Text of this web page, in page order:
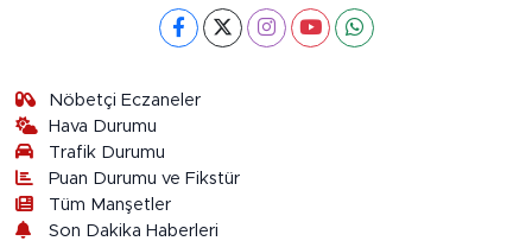
Nöbetçi Eczaneler
Hava Durumu
Trafik Durumu
Puan Durumu ve Fikstür
Tüm Manşetler
Son Dakika Haberleri